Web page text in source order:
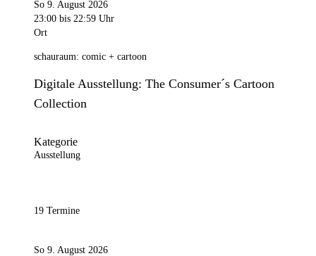
So 9. August 2026
23:00 bis 22:59 Uhr
Ort
schauraum: comic + cartoon
Digitale Ausstellung: The Consumer´s Cartoon
Collection
Kategorie
Ausstellung
19 Termine
So 9. August 2026